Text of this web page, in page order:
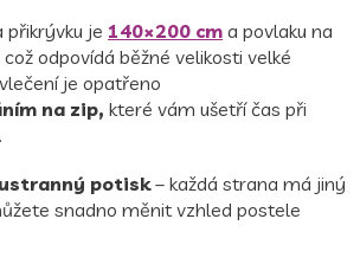
přikrývku je 140×200 cm a povlaku na
což odpovídá běžné velikosti velké
je opatřeno
na zip, které vám ušetří čas při
potisk– každá strana má jiný
snadno měnit vzhled postele